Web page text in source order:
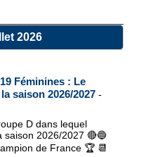
2026
Féminines : Le
saison 2026/2027 -
D dans lequel
saison 2026/2027 🔴🔵
de France 🏆 📆